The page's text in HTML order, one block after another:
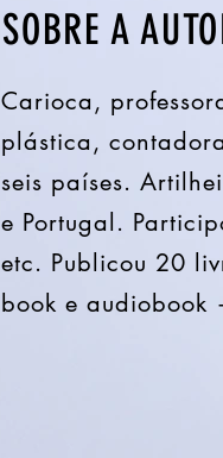
SOBRE A
Carioca,
plástica,
seis países.
e Portugal.
etc. Publicou 20
book e audiobook